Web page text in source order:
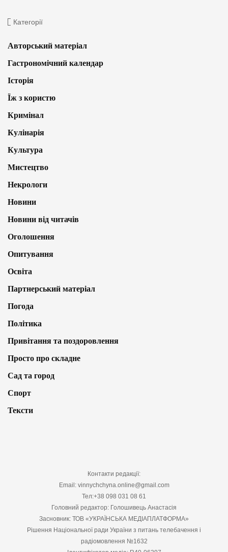
Категорії
Авторський матеріал
Гастрономічний календар
Історія
Їж з користю
Кримінал
Кулінарія
Культура
Мистецтво
Некрологи
Новини
Новини від читачів
Оголошення
Опитування
Освіта
Партнерський матеріал
Погода
Політика
Привітання та поздоровлення
Просто про складне
Сад та город
Спорт
Тексти
Контакти редакції:
Email: vinnychchyna.online@gmail.com
Тел:+38 098 031 08 61
Головний редактор: Голошивець Анастасія
Засновник: ТОВ «УКРАЇНСЬКА МЕДІАПЛАТФОРМА»
Рішення Національної ради України з питань телебачення і
радіомовлення №1632